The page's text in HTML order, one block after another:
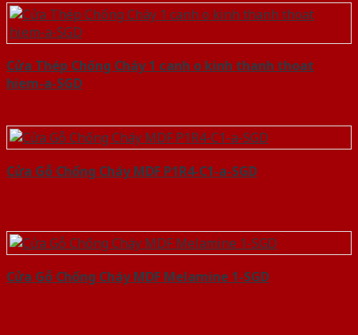
Cửa Thép Chống Cháy 1 canh o kinh thanh thoat
hiem-a-SGD
Cửa Gỗ Chống Cháy MDF P1R4-C1-a-SGD
Cửa Gỗ Chống Cháy MDF Melamine 1-SGD